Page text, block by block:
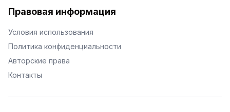
Правовая информация
Условия использования
Политика конфиденциальности
Авторские права
Контакты